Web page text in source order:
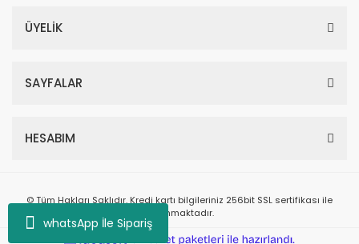
whatsApp İle Sipariş
ÜYELİK
SAYFALAR
HESABIM
© Tüm Hakları Saklıdır. Kredi kartı bilgileriniz 256bit SSL sertifikası ile
korunmaktadır.
e-